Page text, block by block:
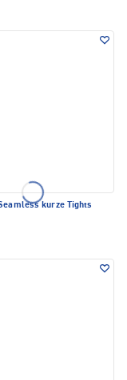
kurze Tights